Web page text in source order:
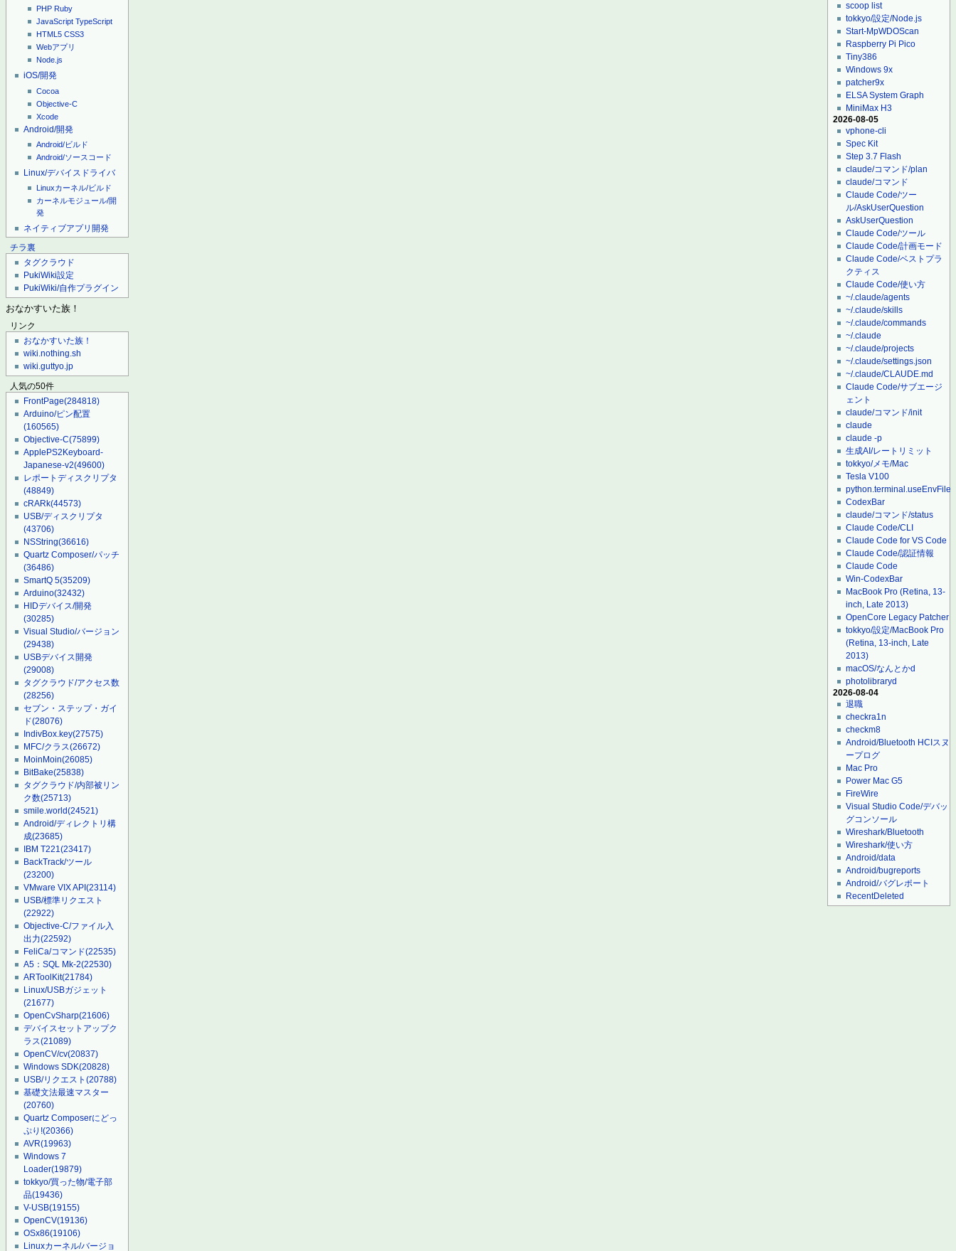
PHP Ruby
JavaScript TypeScript
HTML5 CSS3
Webアプリ
Node.js
iOS/開発
Cocoa
Objective-C
Xcode
Android/開発
Android/ビルド
Android/ソースコード
Linux/デバイスドライバ
Linuxカーネル/ビルド
カーネルモジュール/開
発
ネイティブアプリ開発
チラ裏
タグクラウド
PukiWiki設定
PukiWiki/自作プラグイン
おなかすいた族！
リンク
おなかすいた族！
wiki.nothing.sh
wiki.guttyo.jp
人気の50件
FrontPage(284818)
Arduino/ピン配置
(160565)
Objective-C(75899)
ApplePS2Keyboard-
Japanese-v2(49600)
レポートディスクリプタ
(48849)
cRARk(44573)
USB/ディスクリプタ
(43706)
NSString(36616)
Quartz Composer/パッチ
(36486)
SmartQ 5(35209)
Arduino(32432)
HIDデバイス/開発
(30285)
Visual Studio/バージョン
(29438)
USBデバイス開発
(29008)
タグクラウド/アクセス数
(28256)
セブン・ステップ・ガイ
ド(28076)
IndivBox.key(27575)
MFC/クラス(26672)
MoinMoin(26085)
BitBake(25838)
タグクラウド/内部被リン
ク数(25713)
smile.world(24521)
Android/ディレクトリ構
成(23685)
IBM T221(23417)
BackTrack/ツール
(23200)
VMware VIX API(23114)
USB/標準リクエスト
(22922)
Objective-C/ファイル入
出力(22592)
FeliCa/コマンド(22535)
A5：SQL Mk-2(22530)
ARToolKit(21784)
Linux/USBガジェット
(21677)
OpenCvSharp(21606)
デバイスセットアップク
ラス(21089)
OpenCV/cv(20837)
Windows SDK(20828)
USB/リクエスト(20788)
基礎文法最速マスター
(20760)
Quartz Composerにどっ
ぷり!(20366)
AVR(19963)
Windows 7
Loader(19879)
tokkyo/買った物/電子部
品(19436)
V-USB(19155)
OpenCV(19136)
OSx86(19106)
Linuxカーネル/バージョ
scoop list
tokkyo/設定/Node.js
Start-MpWDOScan
Raspberry Pi Pico
Tiny386
Windows 9x
patcher9x
ELSA System Graph
MiniMax H3
2026-08-05
vphone-cli
Spec Kit
Step 3.7 Flash
claude/コマンド/plan
claude/コマンド
Claude Code/ツー
ル/AskUserQuestion
AskUserQuestion
Claude Code/ツール
Claude Code/計画モード
Claude Code/ベストプラ
クティス
Claude Code/使い方
~/.claude/agents
~/.claude/skills
~/.claude/commands
~/.claude
~/.claude/projects
~/.claude/settings.json
~/.claude/CLAUDE.md
Claude Code/サブエージ
ェント
claude/コマンド/init
claude
claude -p
生成AI/レートリミット
tokkyo/メモ/Mac
Tesla V100
python.terminal.useEnvFile
CodexBar
claude/コマンド/status
Claude Code/CLI
Claude Code for VS Code
Claude Code/認証情報
Claude Code
Win-CodexBar
MacBook Pro (Retina, 13-
inch, Late 2013)
OpenCore Legacy Patcher
tokkyo/設定/MacBook Pro
(Retina, 13-inch, Late
2013)
macOS/なんとかd
photolibraryd
2026-08-04
退職
checkra1n
checkm8
Android/Bluetooth HCIスヌ
ープログ
Mac Pro
Power Mac G5
FireWire
Visual Studio Code/デバッ
グコンソール
Wireshark/Bluetooth
Wireshark/使い方
Android/data
Android/bugreports
Android/バグレポート
RecentDeleted